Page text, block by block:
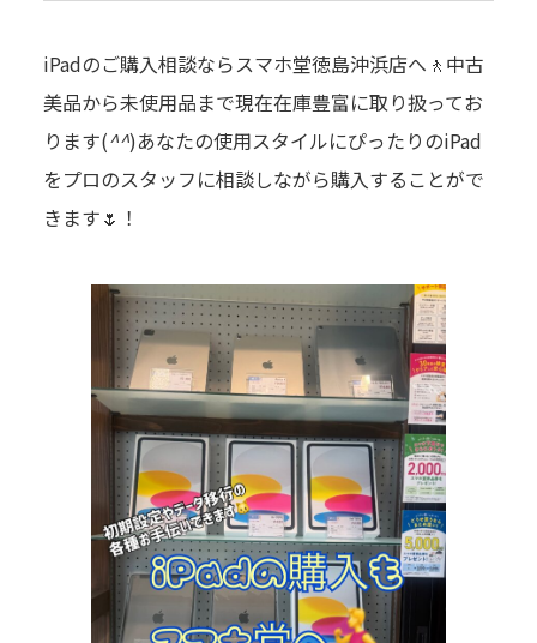
iPadのご購入相談ならスマホ堂徳島沖浜店へ🚶中古
美品から未使用品まで現在在庫豊富に取り扱ってお
ります(^^)あなたの使用スタイルにぴったりのiPad
をプロのスタッフに相談しながら購入することがで
きます🌷！